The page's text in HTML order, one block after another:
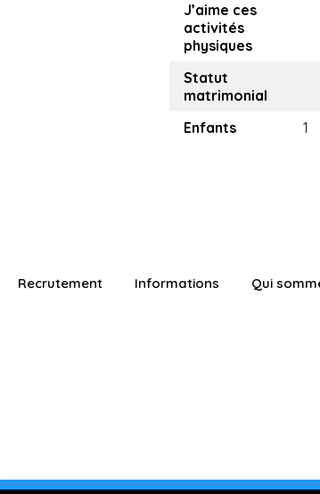
J’aime ces
activités
physiques
Statut
matrimonial
Enfants
1
Recrutement Informations Qui